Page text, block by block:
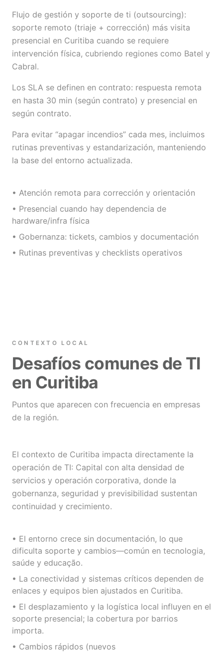
Flujo de gestión y soporte de ti (outsourcing):
soporte remoto (triaje + corrección) más visita
presencial en Curitiba cuando se requiere
intervención física, cubriendo regiones como Batel y
Cabral.
Los SLA se definen en contrato: respuesta remota
en hasta 30 min (según contrato) y presencial en
según contrato.
Para evitar “apagar incendios” cada mes, incluimos
rutinas preventivas y estandarización, manteniendo
la base del entorno actualizada.
• Atención remota para corrección y orientación
• Presencial cuando hay dependencia de
hardware/infra física
• Gobernanza: tickets, cambios y documentación
• Rutinas preventivas y checklists operativos
CONTEXTO LOCAL
Desafíos comunes de TI
en Curitiba
Puntos que aparecen con frecuencia en empresas
de la región.
El contexto de Curitiba impacta directamente la
operación de TI: Capital con alta densidad de
servicios y operación corporativa, donde la
gobernanza, seguridad y previsibilidad sustentan
continuidad y crecimiento.
• El entorno crece sin documentación, lo que
dificulta soporte y cambios—común en tecnologia,
saúde y educação.
• La conectividad y sistemas críticos dependen de
enlaces y equipos bien ajustados en Curitiba.
• El desplazamiento y la logística local influyen en el
soporte presencial; la cobertura por barrios
importa.
• Cambios rápidos (nuevos